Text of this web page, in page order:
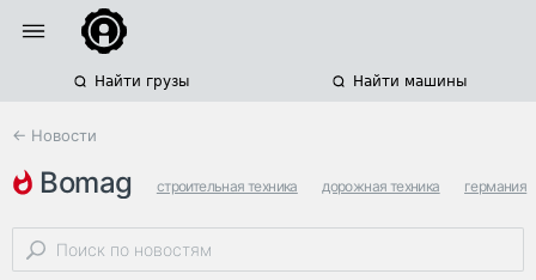
Найти грузы Найти машины
← Новости
bomag строительная техника дорожная техника германия